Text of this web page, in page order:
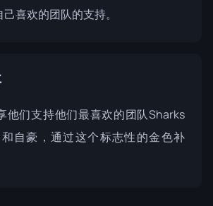
喜欢的团队的支持。
他们支持他们最喜欢的团队Sharks
自豪，通过这个标志性的金色补